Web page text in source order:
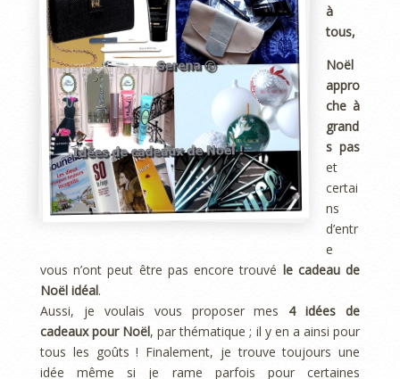
à
tous,
Noël
appro
che à
grand
s pas
et
certai
ns
d’entr
e
vous n’ont peut être pas encore trouvé le cadeau de
Noël idéal.
Aussi, je voulais vous proposer mes 4 idées de
cadeaux pour Noël, par thématique ; il y en a ainsi pour
tous les goûts ! Finalement, je trouve toujours une
idée même si je rame parfois pour certaines